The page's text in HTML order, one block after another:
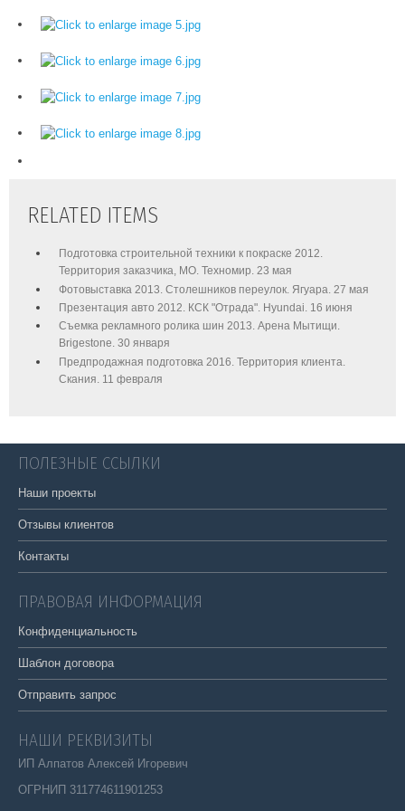
RELATED ITEMS
Подготовка строительной техники к покраске 2012.
Территория заказчика, МО. Техномир. 23 мая
Фотовыставка 2013. Столешников переулок. Ягуара. 27 мая
Презентация авто 2012. КСК "Отрада". Hyundai. 16 июня
Съемка рекламного ролика шин 2013. Арена Мытищи.
Brigestone. 30 января
Предпродажная подготовка 2016. Территория клиента.
Скания. 11 февраля
ПОЛЕЗНЫЕ ССЫЛКИ
Наши проекты
Отзывы клиентов
Контакты
ПРАВОВАЯ ИНФОРМАЦИЯ
Конфиденциальность
Шаблон договора
Отправить запрос
НАШИ РЕКВИЗИТЫ
ИП Алпатов Алексей Игоревич
ОГРНИП 311774611901253